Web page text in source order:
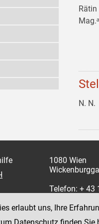
Rätin
N. N.
1080 Wien
Telefon: + 43
Fax: +43 1
erlaubt uns, Ihre